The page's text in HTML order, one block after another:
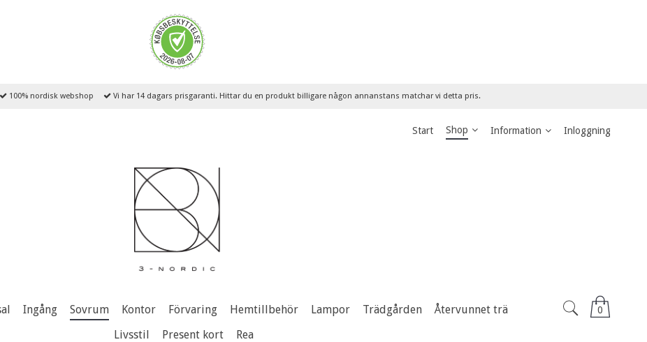
100% nordisk webshop Vi har 14 dagars prisgaranti. Hittar du en produkt billigare någon annanstans matchar vi detta pris.
Start Shop Information Inloggning
0
Ingång Sovrum Kontor Förvaring Hemtillbehör Lampor Trädgården
Återvunnet trä
Livsstil
Present kort Rea